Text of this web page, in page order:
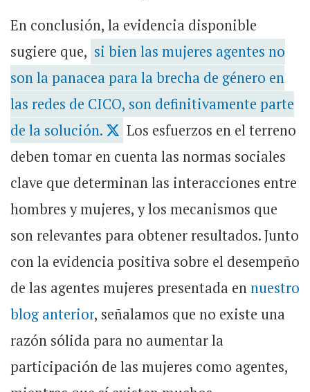
En conclusión, la evidencia disponible
sugiere que, si bien las mujeres agentes no
son la panacea para la brecha de género en
las redes de CICO, son definitivamente parte
de la solución.
Los esfuerzos en el terreno
deben tomar en cuenta las normas sociales
clave que determinan las interacciones entre
hombres y mujeres, y los mecanismos que
son relevantes para obtener resultados. Junto
con la evidencia positiva sobre el desempeño
de las agentes mujeres presentada ennuestro
blog anterior, señalamos que no existe una
razón sólida para no aumentar la
participación de las mujeres como agentes,